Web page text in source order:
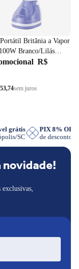
Portátil Britânia a Vapor
Branco/Lilás
R$
sem juros
grátis
SC
PIX 8%
de desconto
exclusivas,